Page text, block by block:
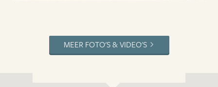
MEER FOTO'S & VIDEO'S